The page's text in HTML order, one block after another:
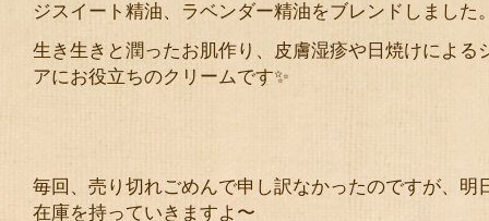
ジスイート精油、ラベンダー精油をブレンドしました
生き生きと潤ったお肌作り、皮膚湿疹や日焼けによる
アにお役立ちのクリームです✨
毎回、売り切れごめんで申し訳なかったのですが、明
在庫を持っていきますよ〜